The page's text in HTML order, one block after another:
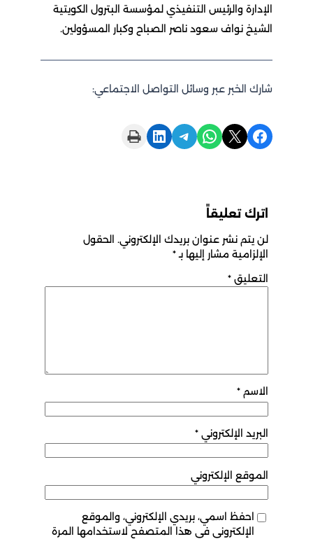
الإدارة والرئيس التنفيذي لمؤسسة البترول الكويتية
الشيخ نواف سعود ناصر الصباح وكبار المسؤولين.
شارك الخبر عبر وسائل التواصل الاجتماعي:
Share on Facebook
Share on X
Share on WhatsApp
Share on Telegram
Share on LinkedIn
Print this Page
اترك تعليقاً
لن يتم نشر عنوان بريدك الإلكتروني. الحقول
الإلزامية مشار إليها بـ*
التعليق *
الاسم *
البريد الإلكتروني *
الموقع الإلكتروني
احفظ اسمي، بريدي الإلكتروني، والموقع
الإلكتروني في هذا المتصفح لاستخدامها المرة